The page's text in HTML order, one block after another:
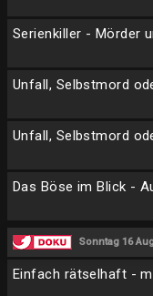
Serienkiller - Mörder
Unfall, Selbstmord
Unfall, Selbstmord
Das Böse im Blick -
Sonntag 16
Einfach rätselhaft -